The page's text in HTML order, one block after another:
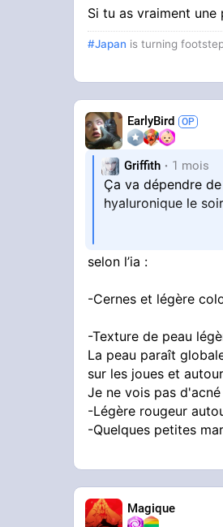
Si tu as vraiment
#Japan is turning
EarlyBird
Griffith 1 mois
Ça va dépendre
hyaluronique le
selon l’ia :
-Cernes et légère
-Texture de peau
La peau paraît
sur les joues et
Je ne vois pas
-Légère rougeur
-Quelques petites
Magique